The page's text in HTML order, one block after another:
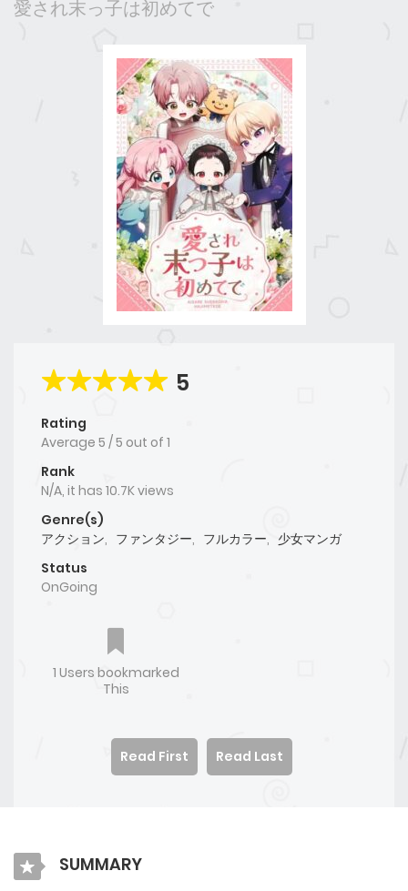
愛され末っ子は初めてで
5
Rating
Average 5 /5 out of 1
Rank
N/A, it has 10.7K views
Genre(s)
アクション, ファンタジー, フルカラー, 少女マンガ
Status
OnGoing
1 Users bookmarked
This
Read First Read Last
SUMMARY